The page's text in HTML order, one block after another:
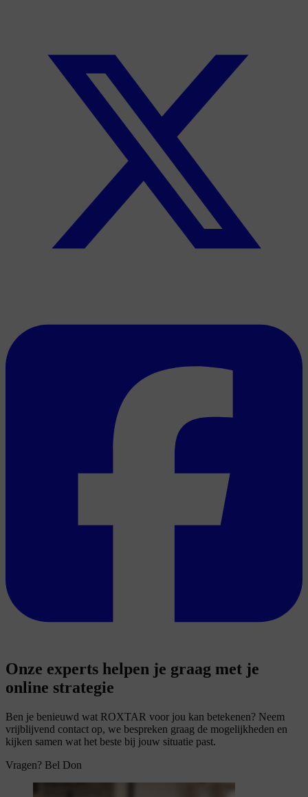
Onze experts helpen je graag met je
online strategie
Ben je benieuwd wat ROXTAR voor jou kan betekenen? Neem
vrijblijvend contact op, we bespreken graag de mogelijkheden en
kijken samen wat het beste bij jouw situatie past.
Vragen? Bel Don